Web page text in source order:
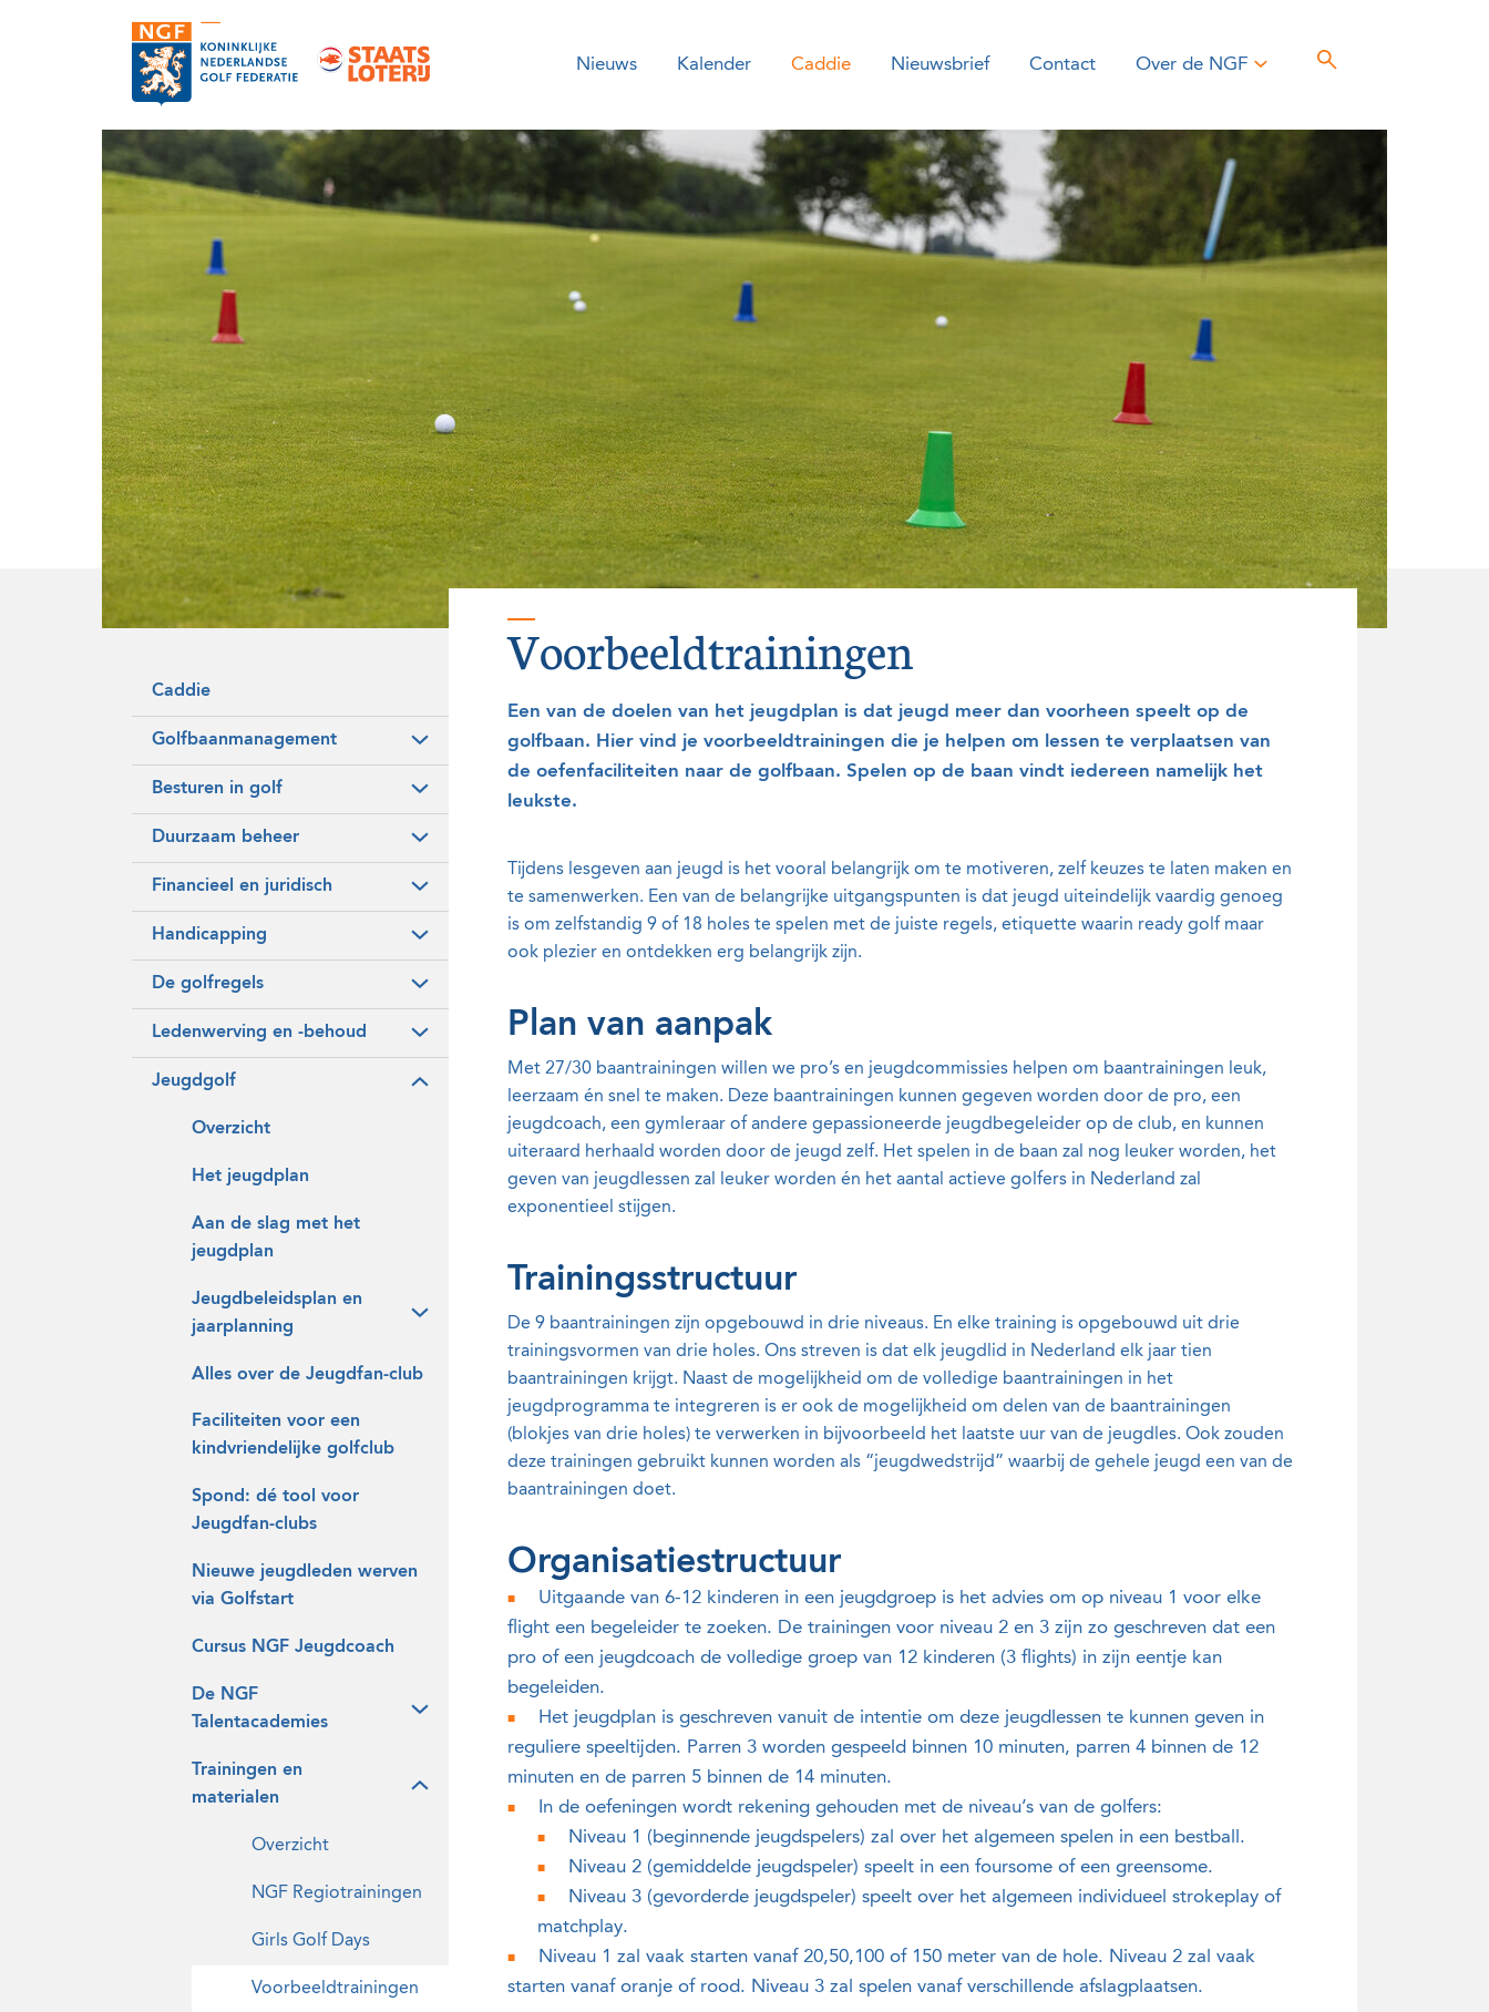
Nieuws Kalender Caddie Nieuwsbrief Contact Over de NGF
Contact
Pers en media
Medewerkers
Organisatie
Vacatures
Strategie, statuten en reglementen
Partners van de NGF
Informatie over de NGF-pas
NGF-verzekeringen
Topgolf
De NGF-competities
Golf in Nederland: feiten en cijfers
Onze historie
Vrijwilligers
Voorbeeldtrainingen
Een van de doelen van het jeugdplan is dat jeugd meer dan voorheen speelt op de
golfbaan. Hier vind je voorbeeldtrainingen die je helpen om lessen te verplaatsen van
de oefenfaciliteiten naar de golfbaan. Spelen op de baan vindt iedereen namelijk het
leukste.
Tijdens lesgeven aan jeugd is het vooral belangrijk om te motiveren, zelf keuzes te laten maken en
te samenwerken. Een van de belangrijke uitgangspunten is dat jeugd uiteindelijk vaardig genoeg
is om zelfstandig 9 of 18 holes te spelen met de juiste regels, etiquette waarin ready golf maar
ook plezier en ontdekken erg belangrijk zijn.
Plan van aanpak
Met 27/30 baantrainingen willen we pro’s en jeugdcommissies helpen om baantrainingen leuk,
leerzaam én snel te maken. Deze baantrainingen kunnen gegeven worden door de pro, een
jeugdcoach, een gymleraar of andere gepassioneerde jeugdbegeleider op de club, en kunnen
uiteraard herhaald worden door de jeugd zelf. Het spelen in de baan zal nog leuker worden, het
geven van jeugdlessen zal leuker worden én het aantal actieve golfers in Nederland zal
exponentieel stijgen.
Trainingsstructuur
De 9 baantrainingen zijn opgebouwd in drie niveaus. En elke training is opgebouwd uit drie
trainingsvormen van drie holes. Ons streven is dat elk jeugdlid in Nederland elk jaar tien
baantrainingen krijgt. Naast de mogelijkheid om de volledige baantrainingen in het
jeugdprogramma te integreren is er ook de mogelijkheid om delen van de baantrainingen
(blokjes van drie holes) te verwerken in bijvoorbeeld het laatste uur van de jeugdles. Ook zouden
deze trainingen gebruikt kunnen worden als “jeugdwedstrijd” waarbij de gehele jeugd een van de
baantrainingen doet.
Organisatiestructuur
Uitgaande van 6-12 kinderen in een jeugdgroep is het advies om op niveau 1 voor elke
flight een begeleider te zoeken. De trainingen voor niveau 2 en 3 zijn zo geschreven dat een
pro of een jeugdcoach de volledige groep van 12 kinderen (3 flights) in zijn eentje kan
begeleiden.
Het jeugdplan is geschreven vanuit de intentie om deze jeugdlessen te kunnen geven in
reguliere speeltijden. Parren 3 worden gespeeld binnen 10 minuten, parren 4 binnen de 12
minuten en de parren 5 binnen de 14 minuten.
In de oefeningen wordt rekening gehouden met de niveau’s van de golfers:
Niveau 1 (beginnende jeugdspelers) zal over het algemeen spelen in een bestball.
Niveau 2 (gemiddelde jeugdspeler) speelt in een foursome of een greensome.
Niveau 3 (gevorderde jeugdspeler) speelt over het algemeen individueel strokeplay of
matchplay.
Niveau 1 zal vaak starten vanaf 20,50,100 of 150 meter van de hole. Niveau 2 zal vaak
starten vanaf oranje of rood. Niveau 3 zal spelen vanaf verschillende afslagplaatsen.
Caddie
Golfbaanmanagement
Besturen in golf
Duurzaam beheer
Financieel en juridisch
Handicapping
De golfregels
Ledenwerving en -behoud
Jeugdgolf
Overzicht
Het jeugdplan
Aan de slag met het
jeugdplan
Jeugdbeleidsplan en
jaarplanning
Alles over de Jeugdfan-club
Faciliteiten voor een
kindvriendelijke golfclub
Spond: dé tool voor
Jeugdfan-clubs
Nieuwe jeugdleden werven
via Golfstart
Cursus NGF Jeugdcoach
De NGF
Talentacademies
Trainingen en
materialen
Overzicht
NGF Regiotrainingen
Girls Golf Days
Voorbeeldtrainingen